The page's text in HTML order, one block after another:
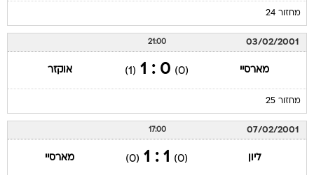
מחזור 24
03/02/2001
21:00
מארסיי (0)
0 : 1
(1) אוקזר
מחזור 25
07/02/2001
17:00
ליון (0)
1 : 1
(0) מארסיי